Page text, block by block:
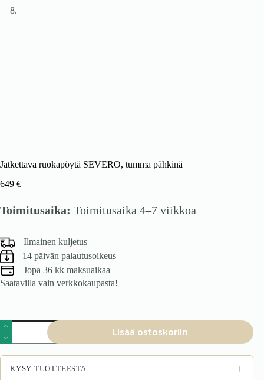
Jatkettava ruokapöytä SEVERO, tumma pähkinä
649 €
Toimitusaika: Toimitusaika 4–7 viikkoa
Ilmainen kuljetus
14 päivän palautusoikeus
Jopa 36 kk maksuaikaa
Saatavilla vain verkkokaupasta!
Jatkettava
ruokapöytä
SEVERO,
tumma
pähkinä
määrä
Lisää ostoskoriin
KYSY TUOTTEESTA +